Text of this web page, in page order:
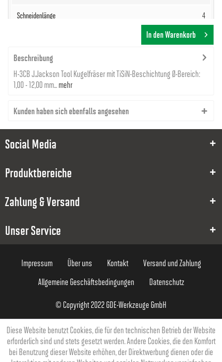
4
0
50
1
6
3
In den Warenkorb
Beschreibung
H-3CB J.Jackson Tool Kugelfräser mit TiSiN-Beschichtung Ø-Bereich:
1,00 - 12,00 mm...mehr
Kunden haben sich ebenfalls angesehen
Social Media
Produktbereiche
Zahlung & Versand
Unser Service
Impressum Über uns Kontakt
Versand und Zahlung
Allgemeine Geschäftsbedingungen
Datenschutz
© Copyright 2022 GDE-Werkzeuge GmbH
Diese Website benutzt Cookies, die für den technischen Betrieb der Website
erforderlich sind und stets gesetzt werden. Andere Cookies, die den Komfort
bei Benutzung dieser Website erhöhen, der Direktwerbung dienen oder die